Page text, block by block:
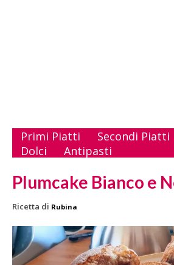
Primi Piatti Secondi Piatti
Dolci
Antipasti
Plumcake Bianco e
Ricetta di Rubina